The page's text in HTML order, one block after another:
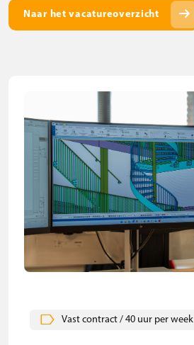
Naar het vacatureoverzicht arrow_right_alt
Vast contract / 40 uur per week